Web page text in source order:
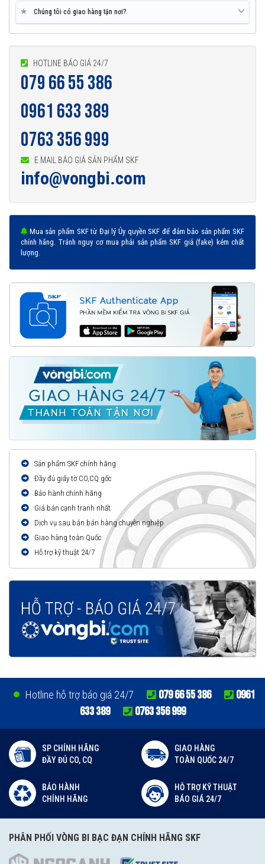
★ Chúng tôi có giao hàng tận nơi?
HOTLINE BÁO GIÁ 24/7
079 66 55 386
0961 633 389
0763 356 999
E MAIL BÁO GIÁ SẢN PHẨM SKF
info@vongbi.com
Mua sản phẩm SKF từ Đại lý Ủy quyền SKF để đảm bảo sản phẩm SKF
chính hãng. Tránh nguy cơ mua phải sản phẩm SKF giả (fake) kém chất
lượng.
Sản phẩm SKF chính hãng
Đầy đủ giấy tờ CO,CQ gốc
Bảo hành chính hãng
Giá bán cạnh tranh nhất
Dịch vụ sau bán bán hàng chuyên nghiệp
Giao hàng toàn Quốc
Hỗ trợ kỹ thuật 24/7
Hotline hỗ trợ báo giá 24/7 079 66 55 386
0961
633 389
0763 356 999
SP CHÍNH HÃNG
ĐẦY ĐỦ CO, CQ
GIAO HÀNG
TOÀN QUỐC 24/7
BẢO HÀNH
CHÍNH HÃNG
HỖ TRỢ KỸ THUẬT
BÁO GIÁ 24/7
PHÂN PHỐI VÒNG BI BẠC ĐẠN CHÍNH HÃNG SKF